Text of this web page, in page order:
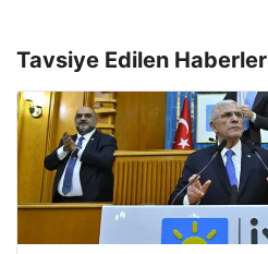
Tavsiye Edilen Haberler